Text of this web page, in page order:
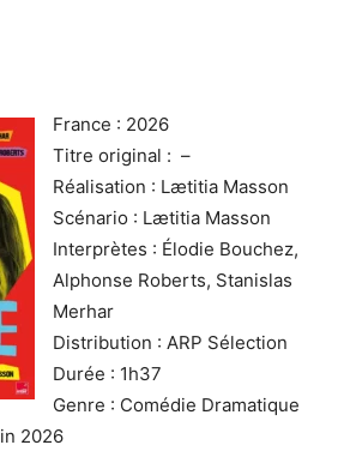
France : 2026
Titre original : –
Réalisation : Lætitia Masson
Scénario : Lætitia Masson
Interprètes : Élodie Bouchez,
Alphonse Roberts, Stanislas
Merhar
Distribution : ARP Sélection
Durée : 1h37
Genre : Comédie Dramatique
2026